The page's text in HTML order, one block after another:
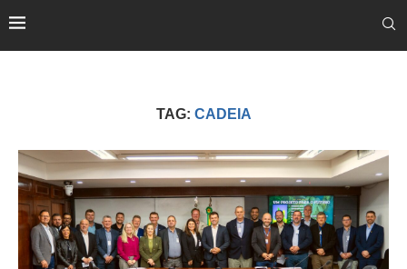
TAG: CADEIA